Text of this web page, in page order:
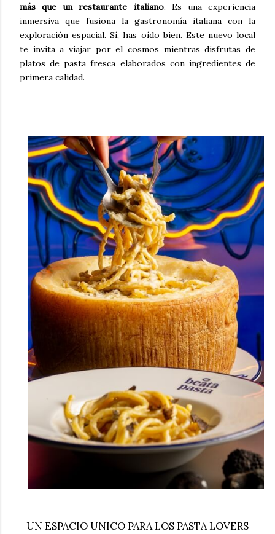
más que un restaurante italiano. Es una experiencia
inmersiva que fusiona la gastronomía italiana con la
exploración espacial. Sí, has oído bien. Este nuevo local
te invita a viajar por el cosmos mientras disfrutas de
platos de pasta fresca elaborados con ingredientes de
primera calidad.
UN ESPACIO UNICO PARA LOS PASTA LOVERS